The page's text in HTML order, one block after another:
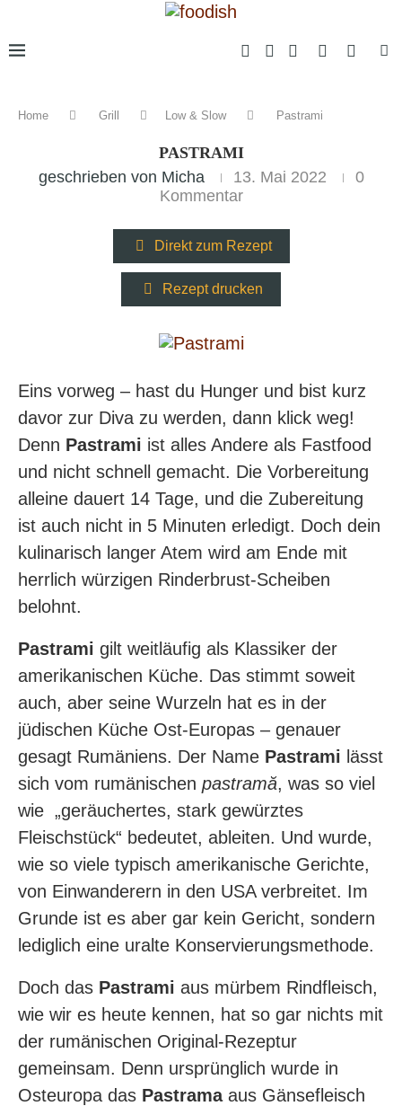
Home Grill Low & Slow Pastrami
PASTRAMI
geschrieben von Micha 13. Mai 2022
0
Kommentar
Direkt zum Rezept
Rezept drucken
Eins vorweg – hast du Hunger und bist kurz
davor zur Diva zu werden, dann klick weg!
Denn Pastrami ist alles Andere als Fastfood
und nicht schnell gemacht. Die Vorbereitung
alleine dauert 14 Tage, und die Zubereitung
ist auch nicht in 5 Minuten erledigt. Doch dein
kulinarisch langer Atem wird am Ende mit
herrlich würzigen Rinderbrust-Scheiben
belohnt.
Pastrami gilt weitläufig als Klassiker der
amerikanischen Küche. Das stimmt soweit
auch, aber seine Wurzeln hat es in der
jüdischen Küche Ost-Europas – genauer
gesagt Rumäniens. Der Name Pastrami lässt
sich vom rumänischen pastramă, was so viel
wie „geräuchertes, stark gewürztes
Fleischstück“ bedeutet, ableiten. Und wurde,
wie so viele typisch amerikanische Gerichte,
von Einwanderern in den USA verbreitet. Im
Grunde ist es aber gar kein Gericht, sondern
lediglich eine uralte Konservierungsmethode.
Doch das Pastrami aus mürbem Rindfleisch,
wie wir es heute kennen, hat so gar nichts mit
der rumänischen Original-Rezeptur
gemeinsam. Denn ursprünglich wurde in
Osteuropa das Pastramaaus Gänsefleisch